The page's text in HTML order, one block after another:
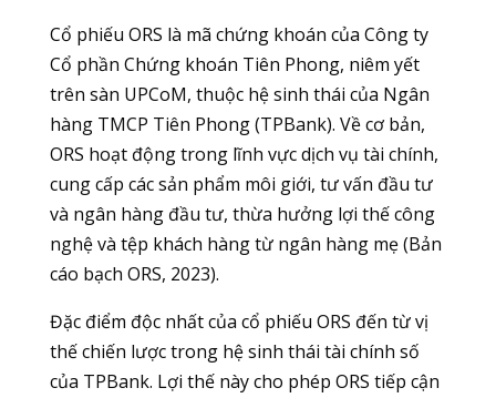
Cổ phiếu ORS là mã chứng khoán của Công ty
Cổ phần Chứng khoán Tiên Phong, niêm yết
trên sàn UPCoM, thuộc hệ sinh thái của Ngân
hàng TMCP Tiên Phong (TPBank). Về cơ bản,
ORS hoạt động trong lĩnh vực dịch vụ tài chính,
cung cấp các sản phẩm môi giới, tư vấn đầu tư
và ngân hàng đầu tư, thừa hưởng lợi thế công
nghệ và tệp khách hàng từ ngân hàng mẹ (Bản
cáo bạch ORS, 2023).
Đặc điểm độc nhất của cổ phiếu ORS đến từ vị
thế chiến lược trong hệ sinh thái tài chính số
của TPBank. Lợi thế này cho phép ORS tiếp cận